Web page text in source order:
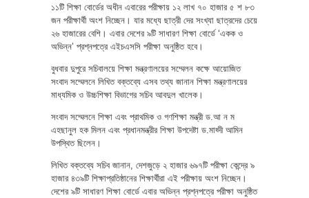
১১টি শিক্ষা বোর্ডের অধীন এবারের পরীক্ষায় ১২ লাখ ৭০ হাজার ৫ শ ৮৩
জন পরীক্ষার্থী অংশ নিচ্ছেন। যার মধ্যে ছাত্রী দের সংখ্যা ছাত্রদের চেয়ে
২৬ হাজারের বেশি। এবার দেশের ৯টি সাধারণ শিক্ষা বোর্ডে ‘একক ও
অভিন্ন’ প্রশ্নপত্রে এইচএসসি পরীক্ষা অনুষ্ঠিত হবে।
বুধবার দুপুরে সচিবালয়ে শিক্ষা মন্ত্রণালয়ের সম্মেলন কক্ষে আয়োজিত
সংবাদ সম্মেলনে লিখিত বক্তব্যে এসব তথ্য জানান শিক্ষা মন্ত্রণালয়ের
মাধ্যমিক ও উচ্চশিক্ষা বিভাগের সচিব আবদুল খালেক।
সংবাদ সম্মেলনে শিক্ষা এবং প্রাথমিক ও গণশিক্ষা মন্ত্রী ড.আ ন ম
এহছানুল হক মিলন এবং প্রধানমন্ত্রীর শিক্ষা উপদেষ্টা ড.মাহ্দী আমিন
উপস্থিত ছিলেন।
লিখিত বক্তব্যে সচিব জানান, দেশজুড়ে ২ হাজার ৬৯৭টি পরীক্ষা কেন্দ্রে ৯
হাজার ৪৩৯টি শিক্ষাপ্রতিষ্ঠানের শিক্ষার্থীরা এই পরীক্ষায় অংশ নিচ্ছেন।
দেশের ৯টি সাধারণ শিক্ষা বোর্ডে এবার অভিন্ন প্রশ্নপত্রে পরীক্ষা অনুষ্ঠিত